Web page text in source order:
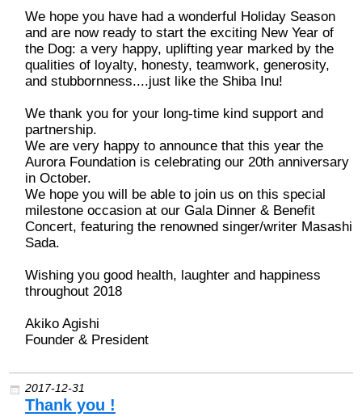
We hope you have had a wonderful Holiday Season
and are now ready to start the exciting New Year of
the Dog: a very happy, uplifting year marked by the
qualities of loyalty, honesty, teamwork, generosity,
and stubbornness....just like the Shiba Inu!
We thank you for your long-time kind support and
partnership.
We are very happy to announce that this year the
Aurora Foundation is celebrating our 20th anniversary
in October.
We hope you will be able to join us on this special
milestone occasion at our Gala Dinner & Benefit
Concert, featuring the renowned singer/writer Masashi
Sada.
Wishing you good health, laughter and happiness
throughout 2018
Akiko Agishi
Founder & President
2017-12-31
Thank you !